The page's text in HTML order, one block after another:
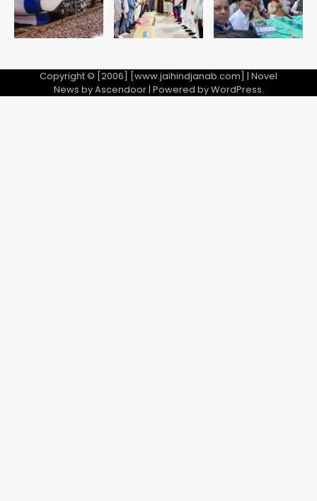
Copyright © [2006] [www.jaihindjanab.com] | Novel
News byAscendoor| Powered byWordPress.